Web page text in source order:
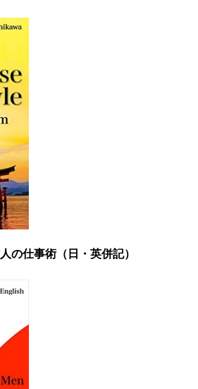
の仕事術（日・英併記）